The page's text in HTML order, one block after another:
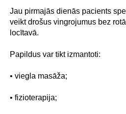
Jau pirmajās dienās pacients
veikt drošus vingrojumus bez
locītavā.
Papildus var tikt izmantoti:
• viegla masāža;
• fizioterapija;